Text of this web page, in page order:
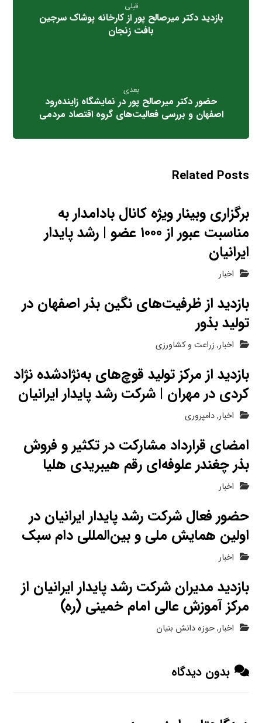
قبلی
بازدید دکتر میرصالح پور از کارخانه پوشاک سرجین
بافت زنجان
بعدی
حضور دکتر میرصالح پور در نمایشگاه زاینده‌رود
اصفهان و بررسی فعالیت‌های گروه اقتصاد مردمی
Related Posts
برگزاری وبینار ویژه کانال بادامدار به
مناسبت عبور از ۱۰۰۰ عضو | رشد پایدار
ایرانیان
اخبار
بازدید از ظرفیت‌های نگین بذر اصفهان در
تولید بذور
اخبار, زراعت و کشاورزی
بازدید از مرکز تولید قوچ‌های به‌نژادشده نژاد
کردی در مهران | شرکت رشد پایدار ایرانیان
اخبار,دامپروری
امضای قرارداد مشارکت در تکثیر و فروش
بذر چغندر علوفه‌ای رقم هیبریدی هلیا
اخبار
حضور فعال شرکت رشد پایدار ایرانیان در
اولین همایش ملی و بین‌المللی دام سبک
اخبار
بازدید مدیران شرکت رشد پایدار ایرانیان از
مرکز آموزش عالی امام خمینی (ره)
اخبار,حوزه دانش بنیان
بدون دیدگاه